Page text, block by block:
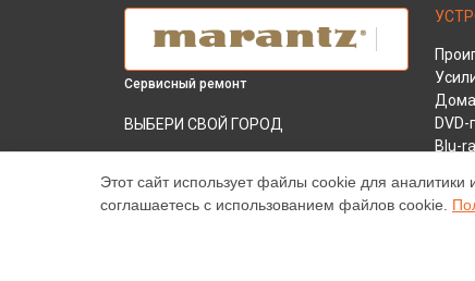
Сервисный ремонт
ВЫБЕРИ СВОЙ ГОРОД
усилителя PM6007 Marantz вКраснодаре
Ремонт или замена аудио процессора
Blu-
Этот сайт использует файлы cookie для аналитики
соглашаетесь с использованием файлов cookie.